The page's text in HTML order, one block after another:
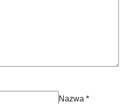
Nazwa *